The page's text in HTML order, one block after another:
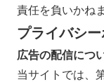
責任を負いかね
プライバシ
広告の配信につ
当サイトでは、